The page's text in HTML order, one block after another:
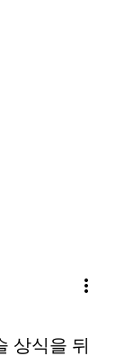
more_vert
상식을 뒤